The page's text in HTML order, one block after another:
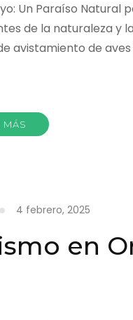
Un Paraíso Natural
de la naturaleza y
avistamiento de
MÁS
4 febrero, 2025
en